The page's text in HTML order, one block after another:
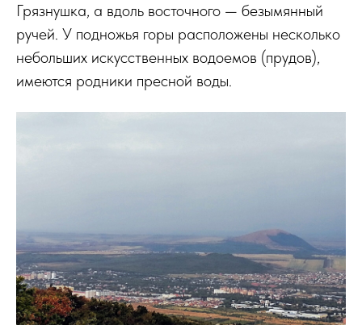
Грязнушка, а вдоль восточного — безымянный
ручей. У подножья горы расположены несколько
небольших искусственных водоемов (прудов),
имеются родники пресной воды.